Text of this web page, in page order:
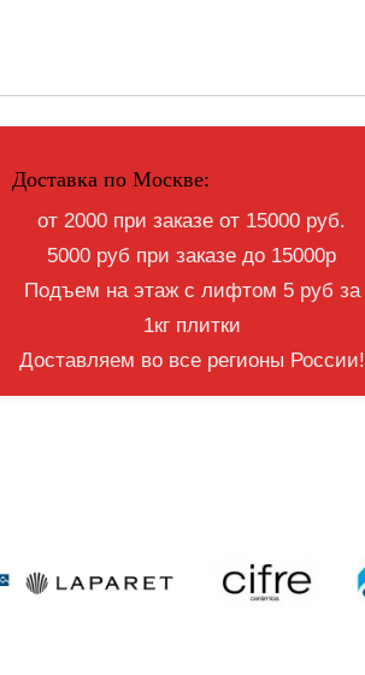
Доставка по Москве:
от 2000 при заказе от 15000 руб.
5000 руб при заказе до 15000р
Подъем на этаж с лифтом 5 руб за
1кг плитки
Доставляем во все регионы России!